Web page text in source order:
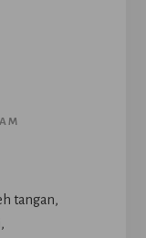
tangan,